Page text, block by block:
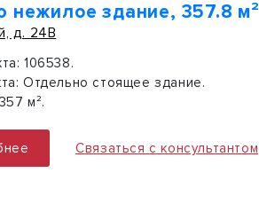
нежилое здание, 357.8 м²
д. 24В
106538.
Отдельно стоящее здание.
357 м².
Связаться с консультантом